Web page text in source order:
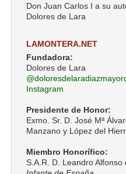
Don Juan Carlos I a su
Dolores de Lara
LAMONTERA.NET
Fundadora:
Dolores de Lara
Instagram
Presidente de Honor:
Exmo. Sr. D. José Mª
Manzano y López del
Miembro Honorífico:
S.A.R. D. Leandro Alfonso